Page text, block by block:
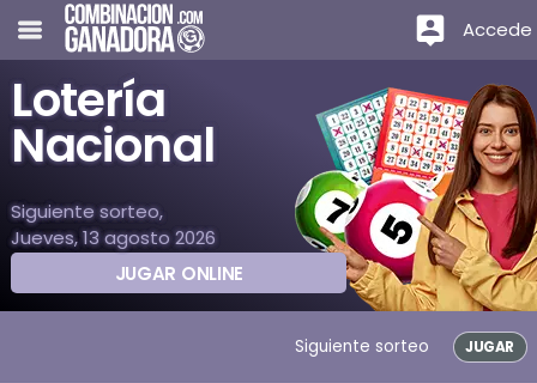
Accede
Lotería
Nacional
Siguiente sorteo,
Jueves, 13 agosto 2026
JUGAR ONLINE
Siguiente sorteo JUGAR